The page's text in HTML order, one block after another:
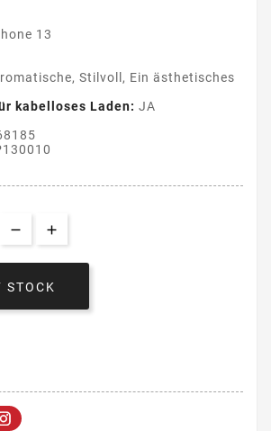
13
Stilvoll, Ein ästhetisches
kabelloses Laden: JA
STOCK